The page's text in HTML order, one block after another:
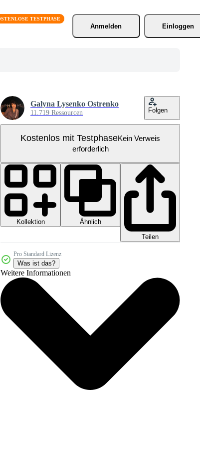
Anmelden
Einloggen
Galyna Lysenko Ostrenko
11.719 Ressourcen Folgen
Kostenlos mit TestphaseKein Verweis
erforderlich
Kollektion
Ähnlich
Teilen
Pro Standard Lizenz
Was ist das?
Weitere Informationen